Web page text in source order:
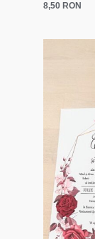
8,50 RON